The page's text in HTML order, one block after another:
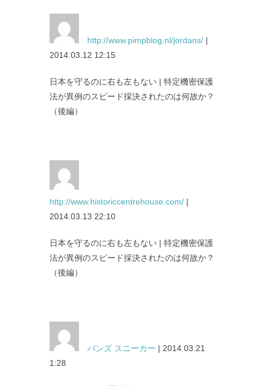
http://www.pimpblog.nl/jordans/ |
2014.03.12 12:15
日本を守るのに右も左もない | 特定機密保護
法が異例のスピード採決されたのは何故か？
（後編）
http://www.historiccentrehouse.com/ |
2014.03.13 22:10
日本を守るのに右も左もない | 特定機密保護
法が異例のスピード採決されたのは何故か？
（後編）
バンズ スニーカー | 2014.03.21
1:28